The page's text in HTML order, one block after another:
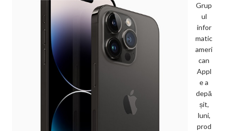
Grup
ul
infor
matic
ameri
can
Appl
e a
depă
șit,
luni,
prod